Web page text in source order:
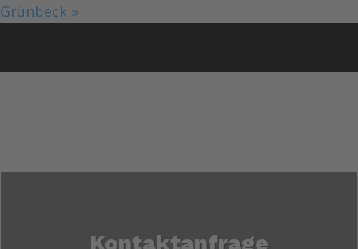
Grünbeck »
Kontaktanfrage